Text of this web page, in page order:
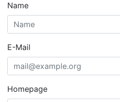
Name
E-Mail
Homepage